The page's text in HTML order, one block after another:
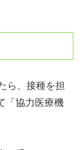
ら、接種を担
「協力医療機